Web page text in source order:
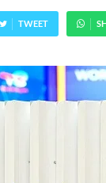
TWEET